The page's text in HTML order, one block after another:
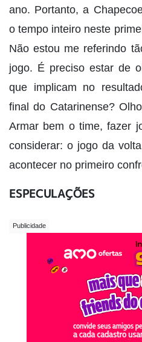
ano. Portanto, a
o tempo inteiro neste
Não estou me referindo
jogo. É preciso estar de
que implicam no
final do Catarinense?
Armar bem o time, fazer
considerar: o jogo da
acontecer no primeiro
ESPECULAÇÕES